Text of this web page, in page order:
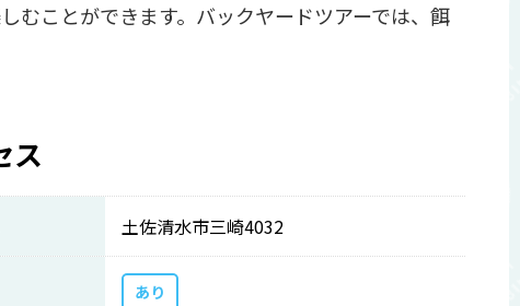
むことができます。バックヤードツアーでは、餌
ス
土佐清水市三崎4032
あり